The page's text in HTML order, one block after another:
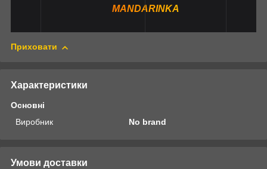
MANDARINKA
Приховати
Характеристики
Основні
Виробник
No brand
Умови доставки